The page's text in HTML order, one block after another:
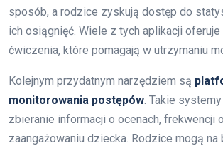
sposób, a rodzice zyskują dostęp do
ich osiągnięć. Wiele z tych aplikacji oferuje
ćwiczenia, które pomagają w utrzymaniu
Kolejnym przydatnym narzędziem są
monitorowania postępów . Takie
zbieranie informacji o ocenach, frekwencji
zaangażowaniu dziecka. Rodzice mogą